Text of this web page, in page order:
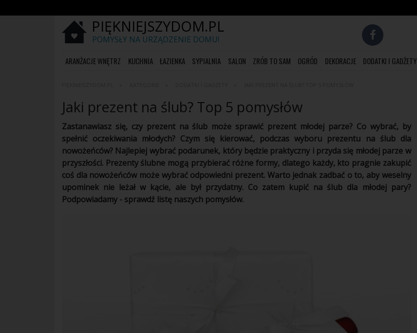
PIĘKNIEJSZYDOM.PL
POMYSŁY NA URZĄDZENIE DOMU!
ARANŻACJE WNĘTRZ
KUCHNIA ŁAZIENKA SYPIALNIA SALON ZRÓB TO SAM OGRÓD DEKORACJE DODATKI I GADŻETY
Jaki prezent na ślub? Top 5 pomysłów
Zastanawiasz się, czy prezent na ślub może sprawić prezent młodej parze? Co wybrać, by
spełnić oczekiwania młodych? Czym się kierować, podczas wyboru prezentu na ślub dla
nowożeńców? Najlepiej wybrać podarunek, który będzie praktyczny i przyda się młodej parze w
przyszłości. Prezenty ślubne mogą przybierać różne formy, dlatego każdy, kto pragnie zakupić
coś dla nowożeńców może wybrać odpowiedni prezent. Warto jednak zadbać o to, aby weselny
upominek nie leżał w kącie, ale był przydatny. Co zatem kupić na ślub dla młodej pary?
Podpowiadamy - sprawdź listę naszych pomysłów.